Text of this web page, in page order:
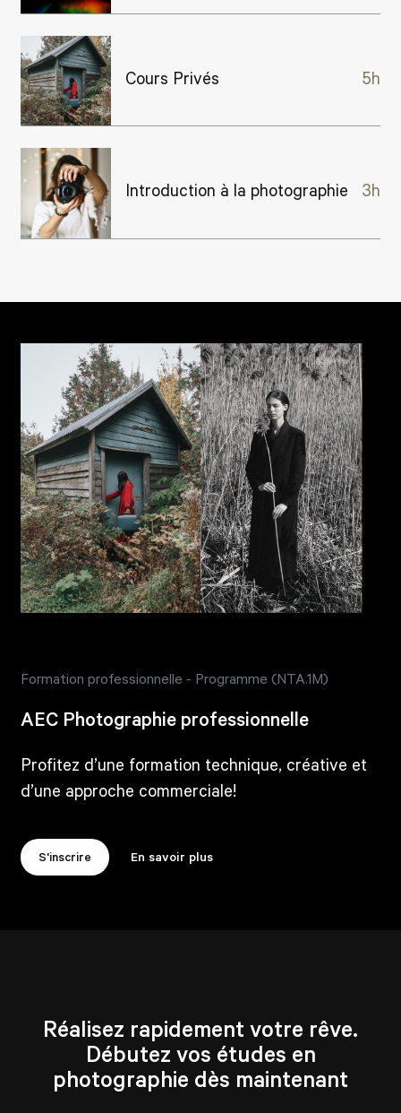
Cours Privés 5h
Introduction à la photographie 3h
Formation professionnelle - Programme (NTA.1M)
AEC Photographie professionnelle
Profitez d’une formation technique, créative et
d’une approche commerciale!
S'inscrire En savoir plus
Réalisez rapidement votre rêve.
Débutez vos études en
photographie dès maintenant